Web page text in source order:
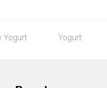
Yogurt Yogurt